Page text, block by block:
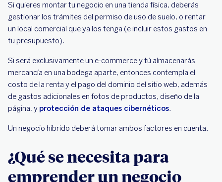
Si quieres montar tu negocio en una tienda física, deberás
gestionar los trámites del permiso de uso de suelo, o rentar
un local comercial que ya los tenga (e incluir estos gastos en
tu presupuesto).
Si será exclusivamente un e-commerce y tú almacenarás
mercancía en una bodega aparte, entonces contempla el
costo de la renta y el pago del dominio del sitio web, además
de gastos adicionales en fotos de productos, diseño de la
página, y protección de ataques cibernéticos.
Un negocio híbrido deberá tomar ambos factores en cuenta.
¿Qué se necesita para
emprender un negocio